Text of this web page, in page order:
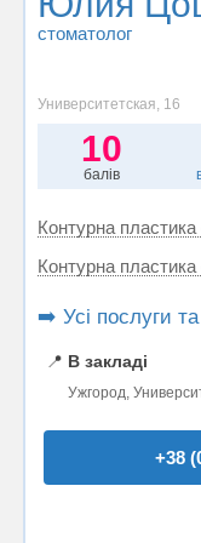
стоматолог
Университетская, 16
10
балів
Контурна
Контурна
➡️ Усі послуги
📍 В закладі
Ужгород,
+38